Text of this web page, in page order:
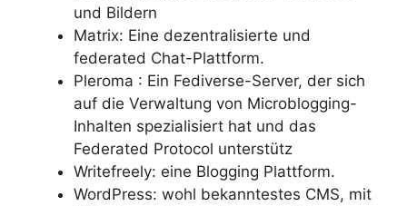
und Bildern
Matrix: Eine dezentralisierte und
federated Chat-Plattform.
Pleroma : Ein Fediverse-Server, der sich
auf die Verwaltung von Microblogging-
Inhalten spezialisiert hat und das
Federated Protocol unterstütz
Writefreely: eine Blogging Plattform.
WordPress: wohl bekanntestes CMS, mit